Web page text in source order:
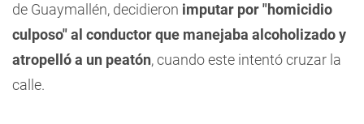
de Guaymallén, decidieron imputar por "homicidio
culposo" al conductor que manejaba alcoholizado y
atropelló a un peatón, cuando este intentó cruzar la
calle.